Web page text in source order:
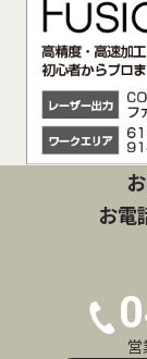
お電
営